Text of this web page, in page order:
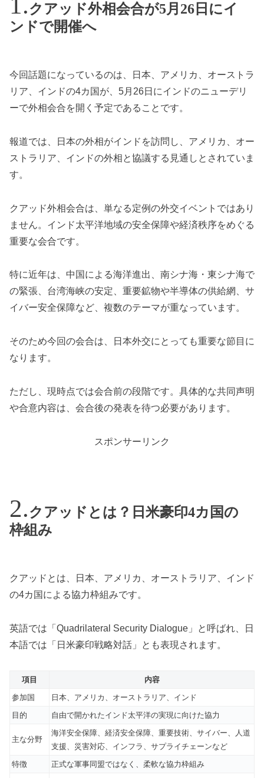
クアッド外相会合が5月26日にイ
ンドで開催へ
今回話題になっているのは、日本、アメリカ、オーストラ
リア、インドの4カ国が、5月26日にインドのニューデリ
ーで外相会合を開く予定であることです。
報道では、日本の外相がインドを訪問し、アメリカ、オー
ストラリア、インドの外相と協議する見通しとされていま
す。
クアッド外相会合は、単なる定例の外交イベントではあり
ません。インド太平洋地域の安全保障や経済秩序をめぐる
重要な会合です。
特に近年は、中国による海洋進出、南シナ海・東シナ海で
の緊張、台湾海峡の安定、重要鉱物や半導体の供給網、サ
イバー安全保障など、複数のテーマが重なっています。
そのため今回の会合は、日本外交にとっても重要な節目に
なります。
ただし、現時点では会合前の段階です。具体的な共同声明
や合意内容は、会合後の発表を待つ必要があります。
スポンサーリンク
クアッドとは？日米豪印4カ国の
枠組み
クアッドとは、日本、アメリカ、オーストラリア、インド
の4カ国による協力枠組みです。
英語では「Quadrilateral Security Dialogue」と呼ばれ、日
本語では「日米豪印戦略対話」とも表現されます。
項目
内容
参加国
日本、アメリカ、オーストラリア、インド
目的
自由で開かれたインド太平洋の実現に向けた協力
主な分野
海洋安全保障、経済安全保障、重要技術、サイバー、人道
支援、災害対応、インフラ、サプライチェーンなど
特徴
正式な軍事同盟ではなく、柔軟な協力枠組み